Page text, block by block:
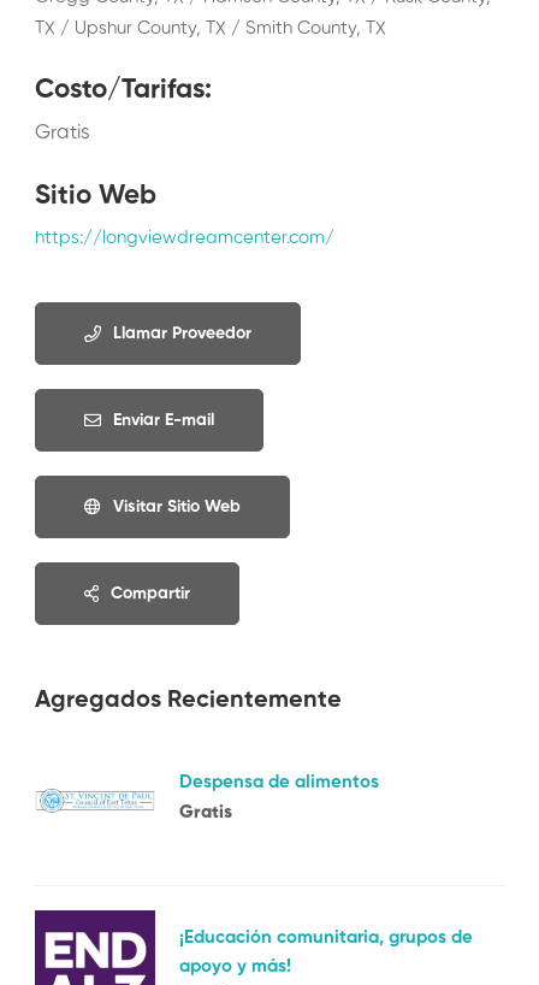
TX / Upshur County, TX / Smith County, TX
Costo/Tarifas:
Gratis
Sitio Web
https://longviewdreamcenter.com/
Llamar Proveedor
Enviar E-mail
Visitar Sitio Web
Compartir
Agregados Recientemente
Despensa de alimentos
Gratis
¡Educación comunitaria, grupos de
apoyo y más!